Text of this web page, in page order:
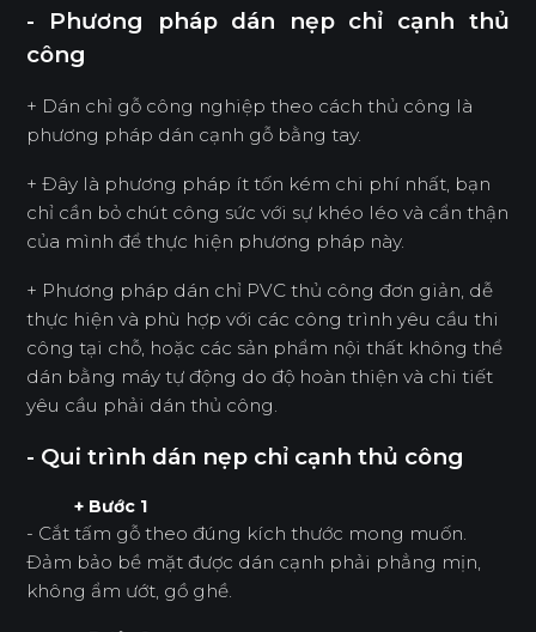
- Phương pháp dán nẹp chỉ cạnh thủ
công
+ Dán chỉ gỗ công nghiệp theo cách thủ công là
phương pháp dán cạnh gỗ bằng tay.
+ Đây là phương pháp ít tốn kém chi phí nhất, bạn
chỉ cần bỏ chút công sức với sự khéo léo và cẩn thận
của mình để thực hiện phương pháp này.
+ Phương pháp dán chỉ PVC thủ công đơn giản, dễ
thực hiện và phù hợp với các công trình yêu cầu thi
công tại chỗ, hoặc các sản phẩm nội thất không thể
dán bằng máy tự động do độ hoàn thiện và chi tiết
yêu cầu phải dán thủ công.
- Qui trình dán nẹp chỉ cạnh thủ công
+ Bước 1
- Cắt tấm gỗ theo đúng kích thước mong muốn.
Đảm bảo bề mặt được dán cạnh phải phẳng mịn,
không ẩm ướt, gồ ghề.